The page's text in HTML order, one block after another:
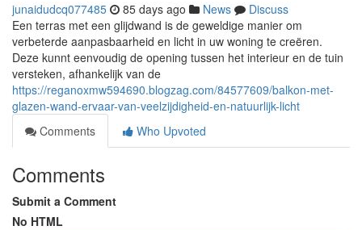
junaidudcq077485 85 days ago News
Discuss
Een terras met een glijdwand is de geweldige manier om
verbeterde aanpasbaarheid en licht in uw woning te creëren.
Deze kunnt eenvoudig de opening tussen het interieur en de tuin
versteken, afhankelijk van de
https://reganoxmw594690.blogzag.com/84577609/balkon-met-
glazen-wand-ervaar-van-veelzijdigheid-en-natuurlijk-licht
Comments
Who Upvoted
Comments
Submit a Comment
No HTML